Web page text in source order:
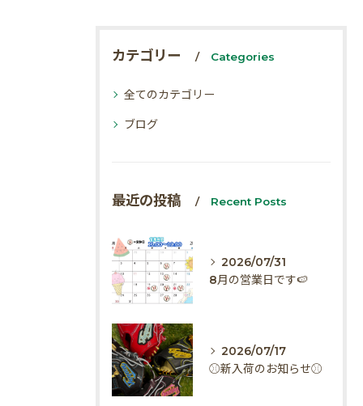
カテゴリー Categories
全てのカテゴリー
ブログ
最近の投稿 Recent Posts
2026/07/31
8月の営業日です🍉
2026/07/17
⚾️新入荷のお知らせ⚾️